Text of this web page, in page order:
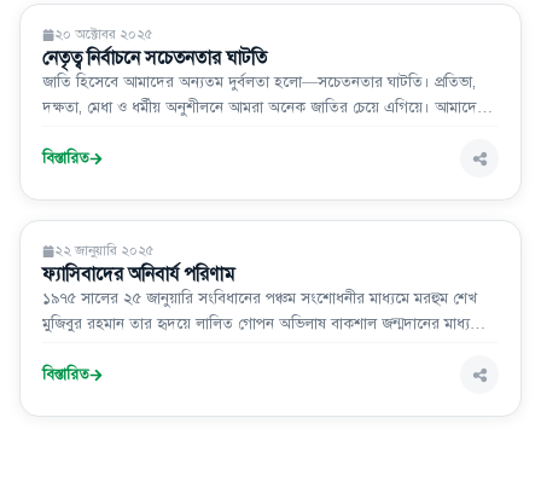
মতামত
২০ অক্টোবর ২০২৫
নেতৃত্ব নির্বাচনে সচেতনতার ঘাটতি
জাতি হিসেবে আমাদের অন্যতম দুর্বলতা হলো—সচেতনতার ঘাটতি। প্রতিভা,
দক্ষতা, মেধা ও ধর্মীয় অনুশীলনে আমরা অনেক জাতির চেয়ে এগিয়ে। আমাদের
কিন্তু দুঃখজনকভাবে, এসব গুণাবলিকে সুসংহত করে ভবিষ্যতের জন্য কোনো
বিস্তারিত
মতামত
২২ জানুয়ারি ২০২৫
ফ্যাসিবাদের অনিবার্য পরিণাম
১৯৭৫ সালের ২৫ জানুয়ারি সংবিধানের পঞ্চম সংশোধনীর মাধ্যমে মরহুম শেখ
মুজিবুর রহমান তার হৃদয়ে লালিত গোপন অভিলাষ বাকশাল জন্মদানের মাধ্যমে
বিস্তারিত